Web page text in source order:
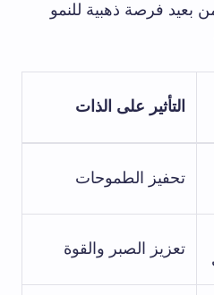
بعيد فرصة ذهبية للنمو
التأثير على الذات
تحفيز الطموحات
تعزيز الصبر والقوة